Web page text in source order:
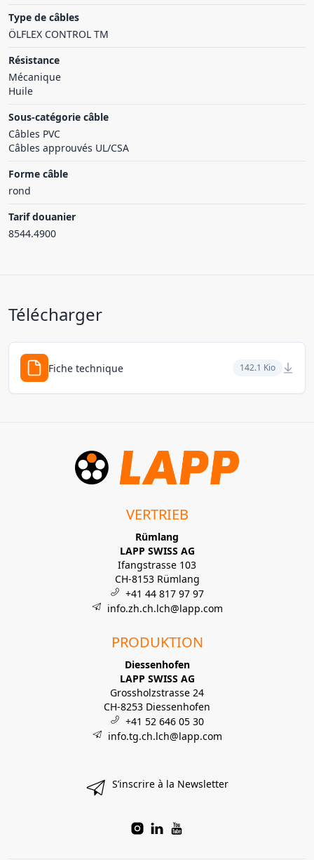
Type de câbles
ÖLFLEX CONTROL TM
Résistance
Mécanique
Huile
Sous-catégorie câble
Câbles PVC
Câbles approuvés UL/CSA
Forme câble
rond
Tarif douanier
8544.4900
Télécharger
Fiche technique 142.1 Kio
VERTRIEB
Rümlang
LAPP SWISS AG
Ifangstrasse 103
CH-8153 Rümlang
+41 44 817 97 97
info.zh.ch.lch@lapp.com
PRODUKTION
Diessenhofen
LAPP SWISS AG
Grossholzstrasse 24
CH-8253 Diessenhofen
+41 52 646 05 30
info.tg.ch.lch@lapp.com
S’inscrire à la Newsletter